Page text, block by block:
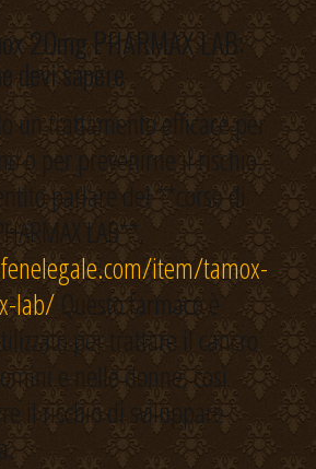
20mg PHARMAX LAB:
devi sapere
un trattamento efficace per
o per prevenirne il rischio,
parlare del **corso di
LAB**.
item/tamox-
lab/Questo farmaco è
per trattare il cancro
e nelle donne, così
il rischio di sviluppare